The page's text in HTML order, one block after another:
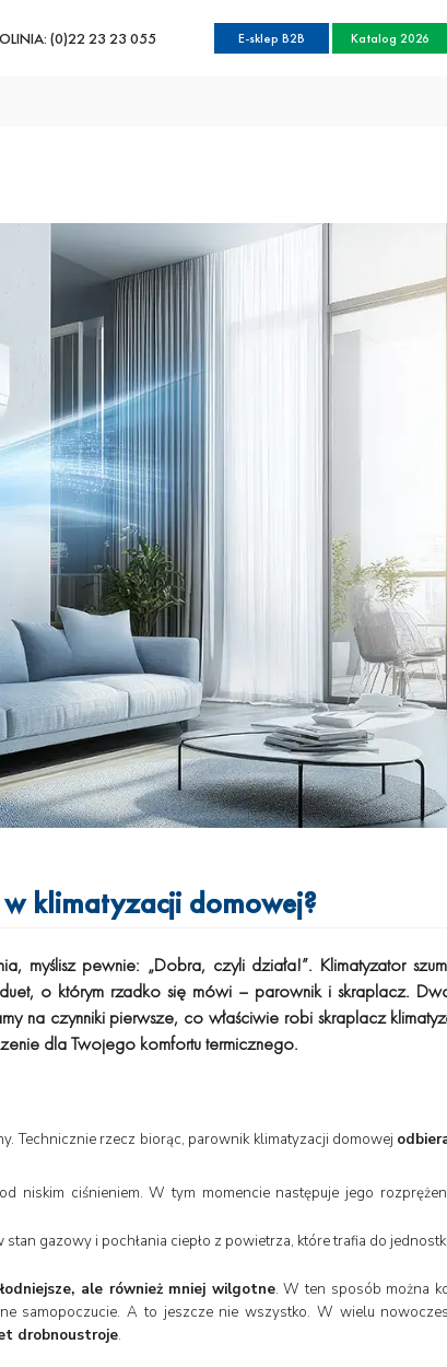
(0)22 23 23 055 E-sklep B2B Katalog 2026
klimatyzacji domowej?
pewnie: „Dobra, czyli działa!”. Klimatyzator
o którym rzadko się mówi – parownik i skraplacz.
na czynniki pierwsze, co właściwie robi skraplacz
dla Twojego komfortu termicznego.
Technicznie rzecz biorąc, parownik klimatyzacji domowej
niskim ciśnieniem. W tym momencie następuje jego
gazowy i pochłania ciepło z powietrza, które trafia do
ale również mniej wilgotne. W ten sposób można
samopoczucie. A to jeszcze nie wszystko. W wielu
drobnoustroje.